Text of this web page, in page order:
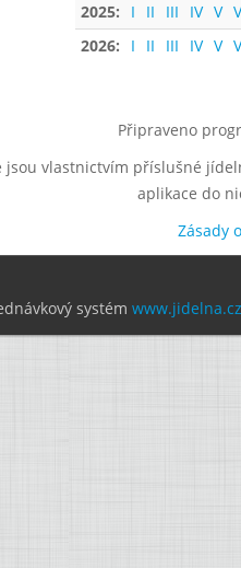
2025:
I II III IV V
2026:
I II III IV V
Připraveno
vlastnictvím příslušné
aplikace do
Zásady
systém www.jidelna.cz